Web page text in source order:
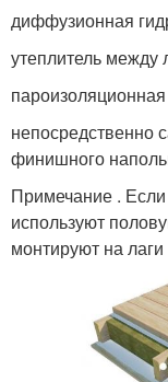
диффузионная
утеплитель между
непосредственно
финишного
Примечание .
используют
монтируют на